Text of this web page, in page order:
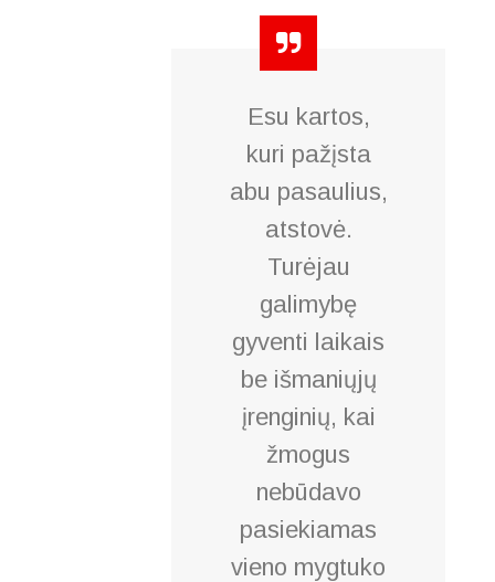
Esu kartos,
kuri pažįsta
abu pasaulius,
atstovė.
Turėjau
galimybę
gyventi laikais
be išmaniųjų
įrenginių, kai
žmogus
nebūdavo
pasiekiamas
vieno mygtuko